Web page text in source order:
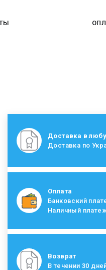
Доставка в
Доставка по
Оплата
Банковский
Наличный
Возврат
В течении 30